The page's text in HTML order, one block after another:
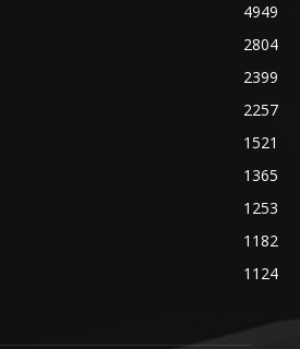
4949
2804
2399
2257
1521
1365
1253
1182
1124